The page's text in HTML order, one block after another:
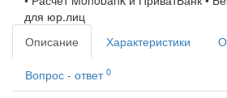
для юр.лиц
Описание
Характеристики
Вопрос - ответ 0